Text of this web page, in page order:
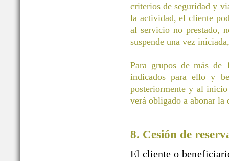
criterios de seguridad y
la actividad, el cliente
al servicio no prestado,
suspende una vez
Para grupos de más de
indicados para ello y
posteriormente y al
verá obligado a abonar
8. Cesión de
El cliente o